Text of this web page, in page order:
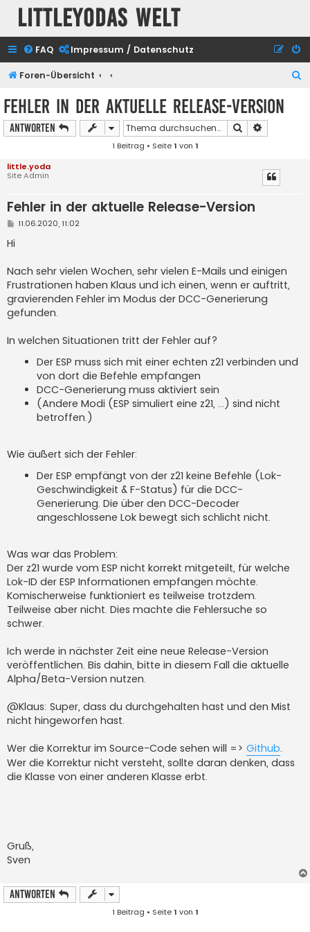
Littleyodas Welt
FAQ Impressum / Datenschutz
Foren-Übersicht
Fehler in der aktuelle Release-Version
Antworten Suche
1 Beitrag • Seite1 von 1
little.yoda
Site Admin
Fehler in der aktuelle Release-Version
B
a
g
11.06.2020, 11:02
Hi
Nach sehr vielen Wochen, sehr vielen E-Mails und einigen
Frustrationen haben Klaus und ich einen, wenn er auftritt,
gravierenden Fehler im Modus der DCC-Generierung
gefunden.
In welchen Situationen tritt der Fehler auf?
Der ESP muss sich mit einer echten z21 verbinden und
von dort die Befehle empfangen
DCC-Generierung muss aktiviert sein
(Andere Modi (ESP simuliert eine z21, ...) sind nicht
betroffen.)
Wie äußert sich der Fehler:
Der ESP empfängt von der z21 keine Befehle (Lok-
Geschwindigkeit & F-Status) für die DCC-
Generierung. Die über den DCC-Decoder
angeschlossene Lok bewegt sich schlicht nicht.
Was war das Problem:
Der z21 wurde vom ESP nicht korrekt mitgeteilt, für welche
Lok-ID der ESP Informationen empfangen möchte.
Komischerweise funktioniert es teilweise trotzdem.
Teilweise aber nicht. Dies machte die Fehlersuche so
schwer.
Ich werde in nächster Zeit eine neue Release-Version
veröffentlichen. Bis dahin, bitte in diesem Fall die aktuelle
Alpha/Beta-Version nutzen.
@Klaus: Super, dass du durchgehalten hast und den Mist
nicht hingeworfen hast.
Wer die Korrektur im Source-Code sehen will => Github.
Wer die Korrektur nicht versteht, sollte daran denken, dass
die Klasse von einer anderen Klasse erbt.
Gruß,
Sven
Antworten
1 Beitrag • Seite1 von 1